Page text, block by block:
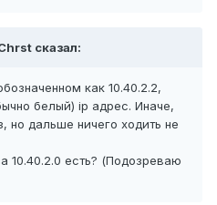
сказал:
как 10.40.2.2,
белый) ip адрес. Иначе,
но дальше ничего ходить не
10.40.2.0 есть? (Подозреваю